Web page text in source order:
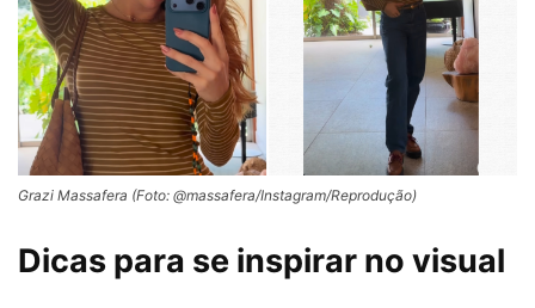
Grazi Massafera (Foto: @massafera/Instagram/Reprodução)
Dicas para se inspirar no visual